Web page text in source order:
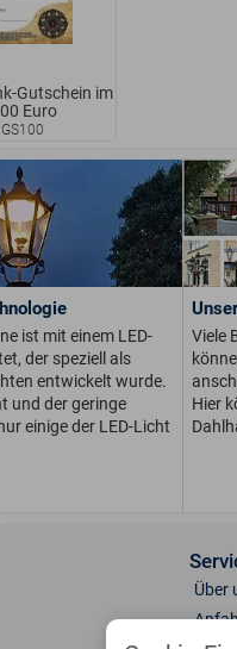
Gutschein im
Euro
ist mit einem LED-
der speziell als
entwickelt wurde.
und der geringe
einige der LED-Licht
Viele
Hier
Über